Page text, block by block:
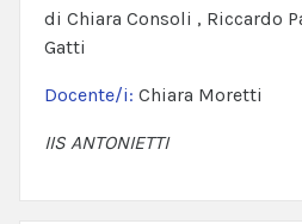
di Chiara Consoli , Riccardo
Gatti
Docente/i: Chiara Moretti
IIS ANTONIETTI